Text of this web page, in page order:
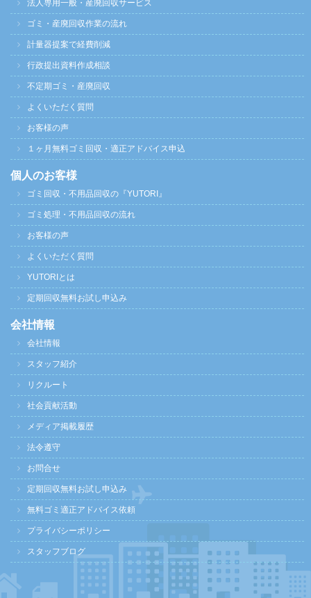
法人専用一般・産廃回収サービス
ゴミ・産廃回収作業の流れ
計量器提案で経費削減
行政提出資料作成相談
不定期ゴミ・産廃回収
よくいただく質問
お客様の声
１ヶ月無料ゴミ回収・適正アドバイス申込
個人のお客様
ゴミ回収・不用品回収の『YUTORI』
ゴミ処理・不用品回収の流れ
お客様の声
よくいただく質問
YUTORIとは
定期回収無料お試し申込み
会社情報
会社情報
スタッフ紹介
リクルート
社会貢献活動
メディア掲載履歴
法令遵守
お問合せ
定期回収無料お試し申込み
無料ゴミ適正アドバイス依頼
プライバシーポリシー
スタッフブログ